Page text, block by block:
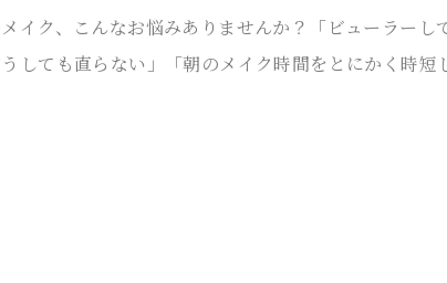
イク、こんなお悩みありませんか？「ビューラーし
うしても直らない」「朝のメイク時間をとにかく時